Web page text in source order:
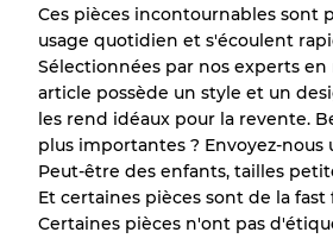
Notre système à 3 niveaux
Qualité APresque neuf, usure
Qualité BPeu utilisé
Qualité C Usure visible avec
Ces pièces incontournables sont
usage quotidien et s'écoulent
Sélectionnées par nos experts en
article possède un style et un
les rend idéaux pour la revente.
plus importantes ? Envoyez-nous
Peut-être des enfants, tailles
Et certaines pièces sont de la fast
Certaines pièces n'ont pas